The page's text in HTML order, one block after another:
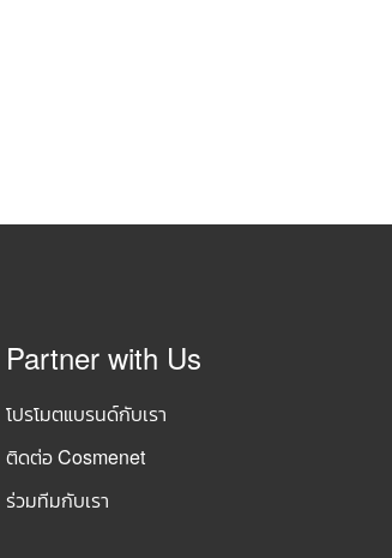
Partner with Us
โปรโมตแบรนด์กับเรา
ติดต่อ Cosmenet
ร่วมทีมกับเรา